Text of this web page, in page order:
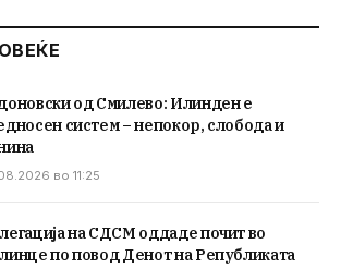
од Смилево: Илинден е
систем – непокор, слобода и
во 11:25
на СДСМ оддаде почит во
по повод Денот на Републиката